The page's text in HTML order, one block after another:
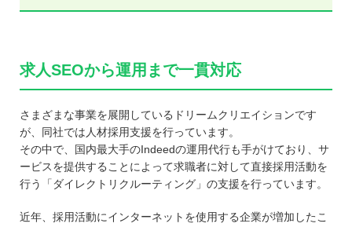
求人SEOから運用まで一貫対応
さまざまな事業を展開しているドリームクリエイションです
が、同社では人材採用支援を行っています。
その中で、国内最大手のIndeedの運用代行も手がけており、サ
ービスを提供することによって求職者に対して直接採用活動を
行う「ダイレクトリクルーティング」の支援を行っています。
近年、採用活動にインターネットを使用する企業が増加したこ